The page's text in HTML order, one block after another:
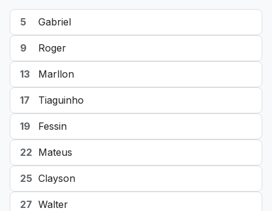
5 Gabriel
9 Roger
13 Marllon
17 Tiaguinho
19 Fessin
22 Mateus
25 Clayson
27 Walter